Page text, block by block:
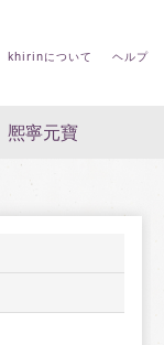
khirinについて ヘルプ
熈寧元寶